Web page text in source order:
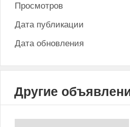
Просмотров
Дата публикации
Дата обновления
Другие